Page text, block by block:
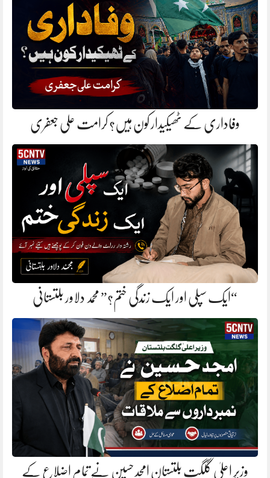
وفاداری کے ٹھیکیدار کون ہیں؟ کرامت علی جعفری
“ایک سپلی اور ایک زندگی ختم؟” محمد دلاور بلتستانی
وزیر اعلیٰ گلگت بلتستان امجد حسین نے تمام اضلاع کے